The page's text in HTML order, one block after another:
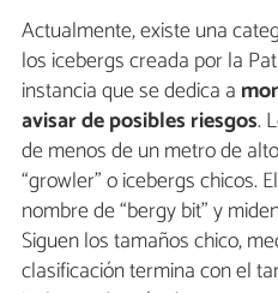
Actualmente, existe una
los icebergs creada por la
instancia que se dedica a
avisar de posibles riesgos.
de menos de un metro de
“growler” o icebergs chicos.
nombre de “bergy bit” y
Siguen los tamaños chico,
clasificación termina con el